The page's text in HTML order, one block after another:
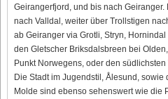
Geirangerfjord, und bis nach
nach Valldal, weiter über Trollstigen
ab Geiranger via Grotli, Stryn,
den Gletscher Briksdalsbreen bei
Punkt Norwegens, oder den
Die Stadt im Jugendstil, Ålesund,
Molde sind ebenso sehenswert wie die